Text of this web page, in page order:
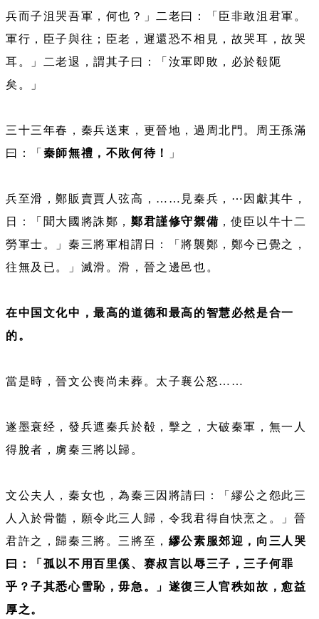
兵而子沮哭吾軍，何也？」二老曰：「臣非敢沮君軍。
軍行，臣子與往；臣老，遲還恐不相見，故哭耳，故哭
耳。」二老退，謂其子曰：「汝軍即敗，必於殽阨
矣。」
三十三年春，秦兵送東，更晉地，過周北門。周王孫滿
曰：「 秦師無禮，不敗何待！ 」
兵至滑，鄭販賣賈人弦高，……見秦兵，⋯因獻其牛，
日：「聞大國將誅鄭，鄭君謹修守禦備 ，使臣以牛十二
勞軍士。」秦三將軍相謂日：「將襲鄭，鄭今已覺之，
往無及已。」滅滑。滑，晉之邊邑也。
在中国文化中，最高的道德和最高的智慧必然是合一
的。
當是時，晉文公喪尚未葬。太子襄公怒……
遂墨衰经，發兵遮秦兵於殽，擊之，大破秦軍，無一人
得脫者，虜秦三將以歸。
文公夫人，秦女也，為秦三因將請曰：「繆公之怨此三
人入於骨髓，願令此三人歸，令我君得自快烹之。」晉
君許之，歸秦三將。三將至， 繆公素服郊迎，向三人哭
曰：「孤以不用百里傒、赛叔言以辱三子，三子何罪
乎？子其悉心雪恥，毋急。」遂復三人官秩如故，愈益
厚之。